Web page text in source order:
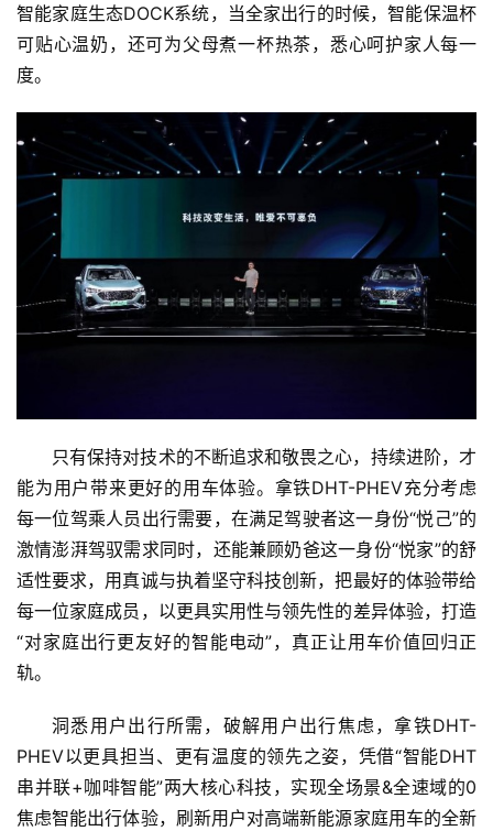
智能家庭生态DOCK系统，当全家出行的时候，智能保温杯
可贴心温奶，还可为父母煮一杯热茶，悉心呵护家人每一
度。
只有保持对技术的不断追求和敬畏之心，持续进阶，才
能为用户带来更好的用车体验。拿铁DHT-PHEV充分考虑
每一位驾乘人员出行需要，在满足驾驶者这一身份“悦己”的
激情澎湃驾驭需求同时，还能兼顾奶爸这一身份“悦家”的舒
适性要求，用真诚与执着坚守科技创新，把最好的体验带给
每一位家庭成员，以更具实用性与领先性的差异体验，打造
“对家庭出行更友好的智能电动”，真正让用车价值回归正
轨。
洞悉用户出行所需，破解用户出行焦虑，拿铁DHT-
PHEV以更具担当、更有温度的领先之姿，凭借“智能DHT
串并联+咖啡智能”两大核心科技，实现全场景&全速域的0
焦虑智能出行体验，刷新用户对高端新能源家庭用车的全新